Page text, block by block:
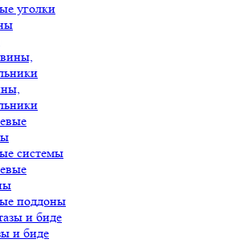
уголки
системы
поддоны
и биде